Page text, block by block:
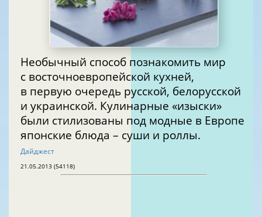
Необычный способ познакомить мир
с восточноевропейской кухней,
в первую очередь русской, белорусской
и украинской. Кулинарные «изыски»
были стилизованы под модные в Европе
японские блюда – суши и роллы.
Дайджест
21.05.2013 (54118)